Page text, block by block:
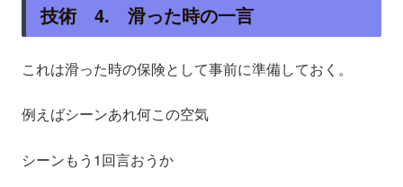
技術 4. 滑った時の一言
これは滑った時の保険として事前に準備しておく。
例えばシーンあれ何この空気
シーンもう1回言おうか